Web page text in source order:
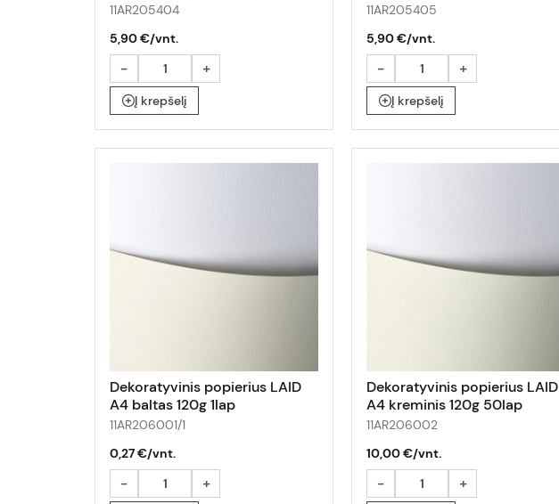
11AR205404
5,90 €/vnt.
- +
Į krepšelį
11AR205405
5,90 €/vnt.
- +
Į krepšelį
Dekoratyvinis popierius LAID
A4 baltas 120g 1lap
11AR206001/1
0,27 €/vnt.
- +
Dekoratyvinis popierius LAID
A4 kreminis 120g 50lap
11AR206002
10,00 €/vnt.
- +